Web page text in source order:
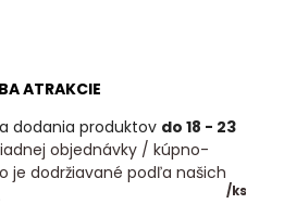
/ks
ATRAKCIE
dodania produktov do 18 - 23
objednávky / kúpno-
je dodržiavané podľa našich